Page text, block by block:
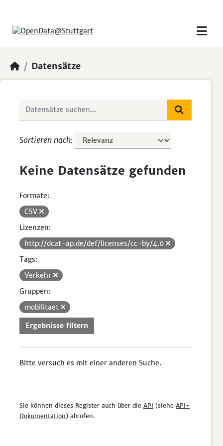
Datensätze
Sortieren nach
Keine Datensätze gefunden
Formate:
CSV
Lizenzen:
http://dcat-ap.de/def/licenses/cc-by/4.0
Tags:
Verkehr
Gruppen:
mobilitaet
Ergebnisse filtern
Bitte versuch es mit einer anderen Suche.
Sie können dieses Register auch über die API (siehe API-
Dokumentation) abrufen.